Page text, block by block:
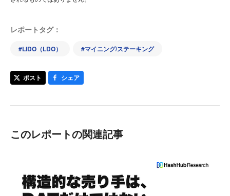
レポートタグ：
#LIDO（LDO） #マイニング/ステーキング
ポスト シェア
このレポートの関連記事